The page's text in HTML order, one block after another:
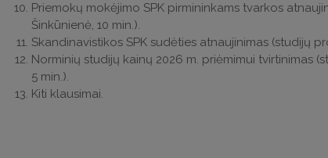
Priemokų mokėjimo SPK pirmininkams tvarkos
Šinkūnienė, 10 min.).
Skandinavistikos SPK sudėties atnaujinimas (studijų
Norminių studijų kainų 2026 m. priėmimui tvirtinimas
5 min.).
Kiti klausimai.